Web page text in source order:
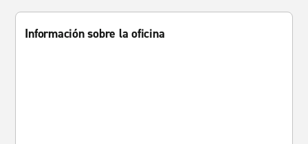
Información sobre la oficina